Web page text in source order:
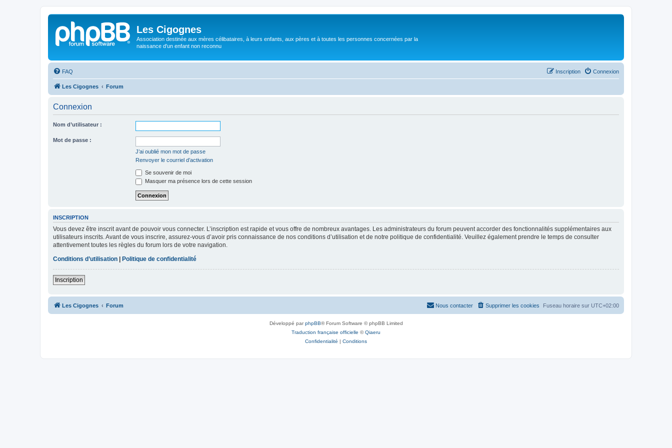
Les Cigognes
Association destinée aux mères célibataires, à leurs enfants, aux pères et à toutes les personnes concernées par la
naissance d'un enfant non reconnu
FAQ Connexion
Inscription
Les Cigognes Forum
Connexion
Nom d’utilisateur :
Mot de passe :
J’ai oublié mon mot de passe
Renvoyer le courriel d’activation
Se souvenir de moi
Masquer ma présence lors de cette session
INSCRIPTION
Vous devez être inscrit avant de pouvoir vous connecter. L’inscription est rapide et vous offre de nombreux avantages. Les administrateurs du forum peuvent accorder des fonctionnalités supplémentaires aux
utilisateurs inscrits. Avant de vous inscrire, assurez-vous d’avoir pris connaissance de nos conditions d’utilisation et de notre politique de confidentialité. Veuillez également prendre le temps de consulter
attentivement toutes les règles du forum lors de votre navigation.
Conditions d’utilisation
Politique de confidentialité
Inscription
Les Cigognes Forum Fuseau horaire sur UTC+02:00
Supprimer les cookies
Nous contacter
Développé parphpBB® Forum Software © phpBB Limited
Traduction française officielle ©Qiaeru
Confidentialité | Conditions